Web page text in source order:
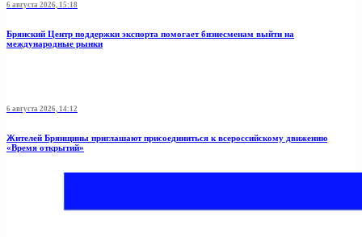
6 августа 2026, 15:18
Брянский Центр поддержки экспорта помогает бизнесменам выйти на
международные рынки
6 августа 2026, 14:12
Жителей Брянщины приглашают присоединиться к всероссийскому движению
«Время открытий»